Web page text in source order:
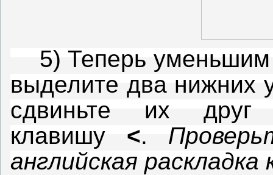
5) Теперь уменьшим
выделите два нижних
сдвиньте их
клавишу <.
английская